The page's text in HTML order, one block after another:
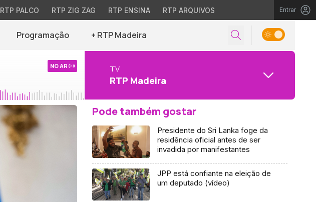
RTP PALCO RTP ZIG ZAG RTP ENSINA RTP ARQUIVOS Entrar
Programação + RTP Madeira
NO AR TV
RTP Madeira
Pode também gostar
Presidente do Sri Lanka foge da
residência oficial antes de ser
invadida por manifestantes
JPP está confiante na eleição de
um deputado (vídeo)